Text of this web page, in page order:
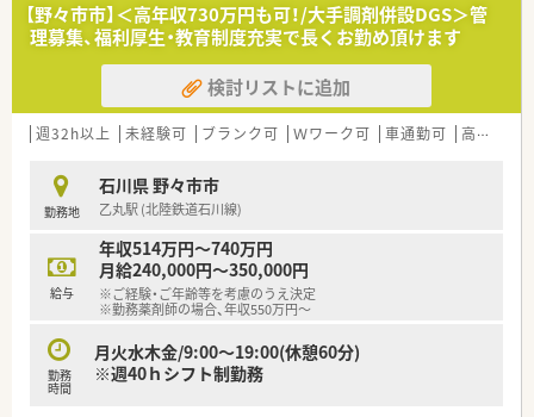
【野々市市】＜高年収730万円も可！/大手調剤併設DGS＞管
理募集、福利厚生・教育制度充実で長くお勤め頂けます
検討リストに追加
週32h以上 未経験可 ブランク可 Ｗワーク可 車通勤可 高給与(600万円以上)
勤務地
石川県 野々市市
乙丸駅 (北陸鉄道石川線)
給与
年収514万円～740万円
月給240,000円～350,000円
※ご経験・ご年齢等を考慮のうえ決定
※勤務薬剤師の場合、年収550万円～
勤務
時間
月火水木金/9:00～19:00(休憩60分)
※週40ｈシフト制勤務